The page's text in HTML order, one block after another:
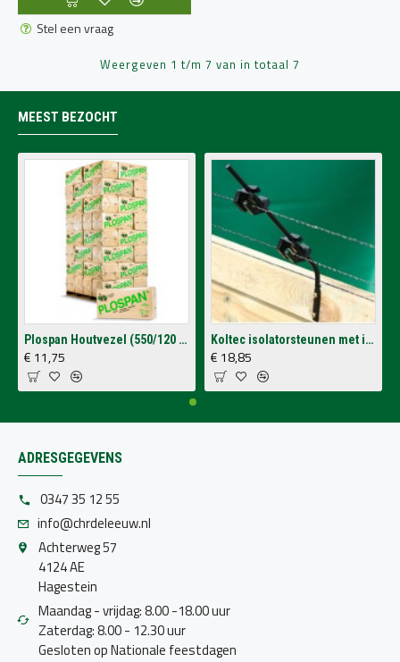
Stel een vraag
Weergeven 1 t/m 7 van in totaal 7
MEEST BEZOCHT
Plospan Houtvezel (550/120 Ltr.)
€ 11,75
Koltec isolatorsteunen met isolatoren voor op schutting (4 stuks)
€ 18,85
ADRESGEGEVENS
0347 35 12 55
info@chrdeleeuw.nl
Achterweg 57
4124 AE
Hagestein
Maandag - vrijdag: 8.00 -18.00 uur
Zaterdag: 8.00 - 12.30 uur
Gesloten op Nationale feestdagen